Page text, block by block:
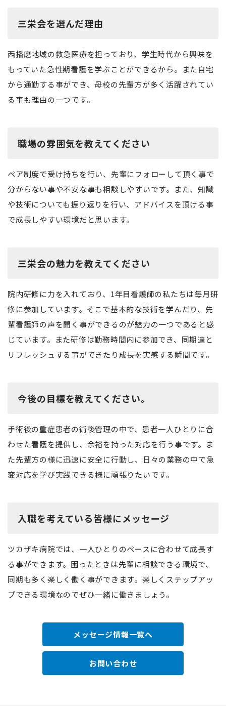
三栄会を選んだ理由
西播磨地域の救急医療を担っており、学生時代から興味を
もっていた急性期看護を学ぶことができるから。また自宅
から通勤する事ができ、母校の先輩方が多く活躍されてい
る事も理由の一つです。
職場の雰囲気を教えてください
ペア制度で受け持ちを行い、先輩にフォローして頂く事で
分からない事や不安な事も相談しやすいです。また、知識
や技術についても振り返りを行い、アドバイスを頂ける事
で成長しやすい環境だと思います。
三栄会の魅力を教えてください
院内研修に力を入れており、1年目看護師の私たちは毎月研
修に参加しています。そこで基本的な技術を学んだり、先
輩看護師の声を聞く事ができるのが魅力の一つであると感
じています。また研修は勤務時間内に参加でき、同期達と
リフレッシュする事ができたり成長を実感する瞬間です。
今後の目標を教えてください。
手術後の重症患者の術後管理の中で、患者一人ひとりに合
わせた看護を提供し、余裕を持った対応を行う事です。ま
た先輩方の様に迅速に安全に行動し、日々の業務の中で急
変対応を学び実践できる様に頑張りたいです。
入職を考えている皆様にメッセージ
ツカザキ病院では、一人ひとりのペースに合わせて成長す
る事ができます。困ったときは先輩に相談できる環境で、
同期も多く楽しく働く事ができます。楽しくステップアッ
プできる環境なのでぜひ一緒に働きましょう。
メッセージ情報一覧へ
お問い合わせ